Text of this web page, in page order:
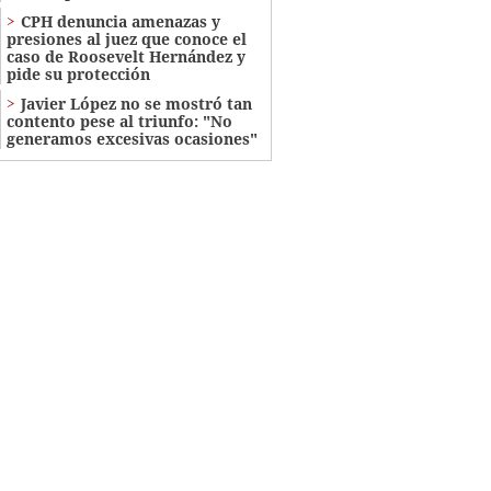
CPH denuncia amenazas y
presiones al juez que conoce el
caso de Roosevelt Hernández y
pide su protección
Javier López no se mostró tan
contento pese al triunfo: "No
generamos excesivas ocasiones"